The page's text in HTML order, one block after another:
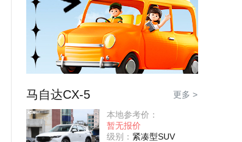
马自达CX-5 更多 >
本地参考价：
暂无报价
级别： 紧凑型SUV